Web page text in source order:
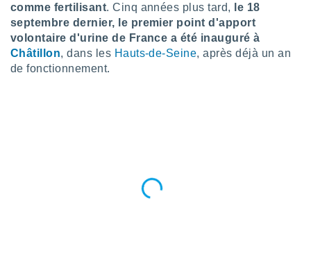
de
ou
comme fertilisant. Cinq années plus tard,
le 18
septembre dernier, le premier point d'apport
volontaire d'urine de France a été inauguré à
Châtillon, dans les Hauts-de-Seine, après déjà un an
de fonctionnement.